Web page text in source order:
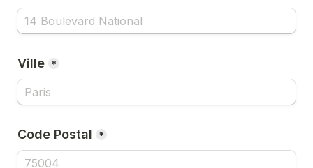
Ville *
Code Postal *